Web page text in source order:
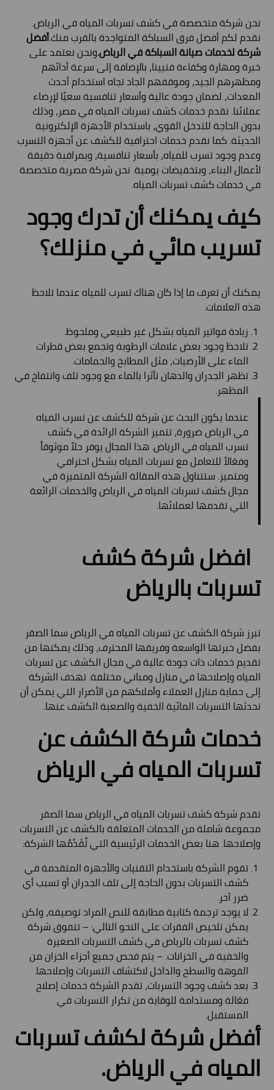
نحن شركة متخصصة في كشف تسربات المياه في الرياض.
نقدم لكم أفضل فرق السباكة المتواجدة بالقرب منك.أفضل
شركة لخدمات صيانة السباكة في الرياض.ونحن نعتمد على
خبرة ومهارة وكفاءة فنيينا، بالإضافة إلى سرعة أدائهم
ومظهرهم الجيد، وموقفهم الجاد تجاه استخدام أحدث
المعدات، لضمان جودة عالية وأسعار تنافسية سعيًا لإرضاء
عملائنا. نقدم خدمات كشف تسربات المياه في مصر، وذلك
بدون الحاجة للتدخل القوي، باستخدام الأجهزة الإلكترونية
الحديثة. كما نقدم خدمات احترافية للكشف عن أجهزة التسرب
وعدم وجود تسرب للمياه، بأسعار تنافسية، وبمراقبة دقيقة
لأعمال البناء، وبتخفيضات يومية. نحن شركة مصرية متخصصة
في خدمات كشف تسربات المياه.
كيف يمكنك أن تدرك وجود
تسريب مائي في منزلك؟
يمكنك أن تعرف ما إذا كان هناك تسرب للمياه عندما تلاحظ
هذه العلامات.
زيادة فواتير المياه بشكل غير طبيعي وملحوظ.
تلاحظ وجود بعض علامات الرطوبة وتجمع بعض قطرات
الماء على الأرضيات، مثل المطابخ والحمامات.
تظهر الجدران والدهان تأثرا بالماء مع وجود تلف وانتفاخ في
المظهر.
عندما يكون البحث عن شركة للكشف عن تسرب المياه
في الرياض ضرورة، تتميز الشركة الرائدة في كشف
تسرب المياه في الرياض. هذا المجال يوفر حلاً موثوقاً
وفعّالاً للتعامل مع تسربات المياه بشكل احترافي
ومتميز. ستتناول هذه المقالة الشركة المتميزة في
مجال كشف تسربات المياه في الرياض والخدمات الرائعة
التي تقدمها لعملائها.
افضل شركة كشف
تسربات بالرياض
تبرز شركة الكشف عن تسربات المياه في الرياض سما الصقر
بفضل خبرتها الواسعة وفريقها المحترف، وذلك يمكنها من
تقديم خدمات ذات جودة عالية في مجال الكشف عن تسربات
المياه وإصلاحها في منازل ومباني مختلفة. تهدف الشركة
إلى حماية منازل العملاء وأملاكهم من الأضرار التي يمكن أن
تحدثها التسربات المائية الخفية والصعبة الكشف عنها.
خدمات شركة الكشف عن
تسربات المياه في الرياض
تقدم شركة كشف تسربات المياه في الرياض سما الصقر
مجموعة شاملة من الخدمات المتعلقة بالكشف عن التسربات
وإصلاحها. هنا بعض الخدمات الرئيسية التي تُقَدِّمُها الشركة:
تقوم الشركة باستخدام التقنيات والأجهزة المتقدمة في
كشف التسربات بدون الحاجة إلى تلف الجدران أو تسبب أي
ضرر آخر.
لا يوجد ترجمة كتابية مطابقة للنص المراد توصيفه، ولكن
يمكن تلخيص الفقرات على النحو التالي: – تتفوق شركة
كشف تسربات بالرياض في كشف التسربات الصغيرة
والخفية في الخزانات. – يتم فحص جميع أجزاء الخزان من
الفوهة والسطح والداخل لاكتشاف التسربات وإصلاحها.
بعد كشف وجود التسربات، تقدم الشركة خدمات إصلاح
فعّالة ومستدامة للوقاية من تكرار التسربات في
المستقبل.
أفضل شركة لكشف تسربات
المياه في الرياض.